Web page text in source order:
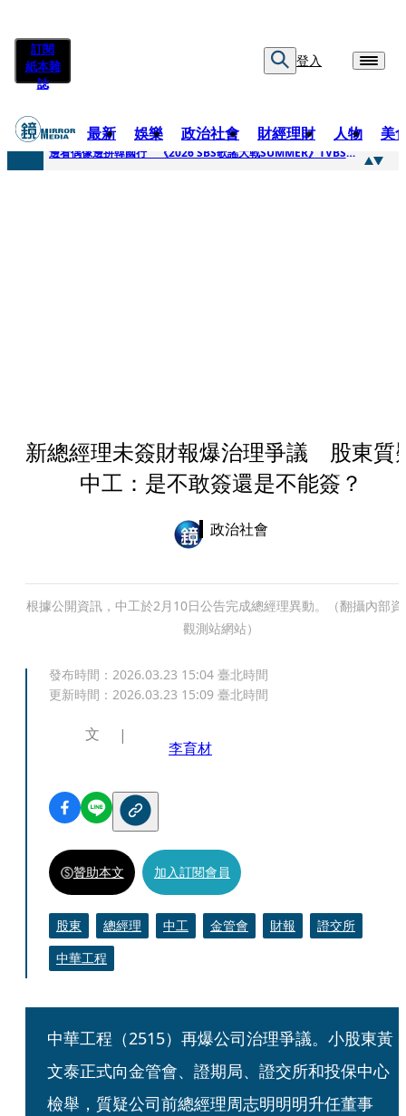
訂閱
紙本雜
誌
登入
最新 娛樂 政治社會 財經理財 人物 美
快訊
邊看偶像邊拚韓國行 《2026 SBS歌謠大戰SUMMER》TVBS直播祭追星福利
新總經理未簽財報爆治理爭議 股東質
中工：是不敢簽還是不能簽？
政治社會
根據公開資訊，中工於2月10日公告完成總經理異動。（翻攝內部
觀測站網站）
發布時間： 2026.03.23 15:04 臺北時間
更新時間： 2026.03.23 15:09 臺北時間
文
李育材
贊助本文 加入訂閱會員
股東 總經理 中工 金管會 財報
證交所
中華工程
中華工程（2515）再爆公司治理爭議。小股東黃
文泰正式向金管會、證期局、證交所和投保中心
檢舉，質疑公司前總經理周志明明明升任董事